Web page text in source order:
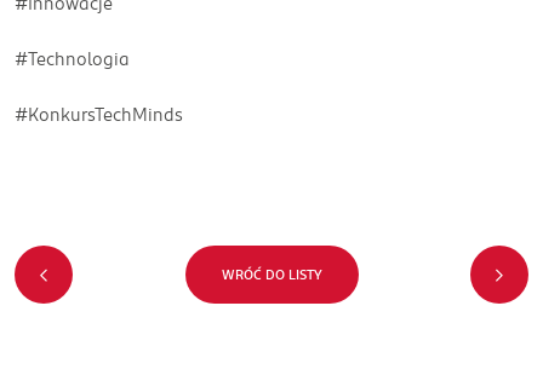
#Technologia
#KonkursTechMinds
WRÓĆ DO LISTY